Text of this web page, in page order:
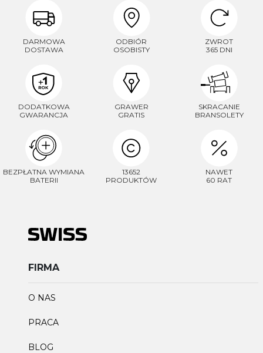
DARMOWA
DOSTAWA
ODBIÓR
OSOBISTY
ZWROT
365 DNI
DODATKOWA
GWARANCJA
GRAWER
GRATIS
SKRACANIE
BRANSOLETY
BEZPŁATNA WYMIANA
BATERII
13652
PRODUKTÓW
NAWET
60 RAT
FIRMA
O NAS
PRACA
BLOG